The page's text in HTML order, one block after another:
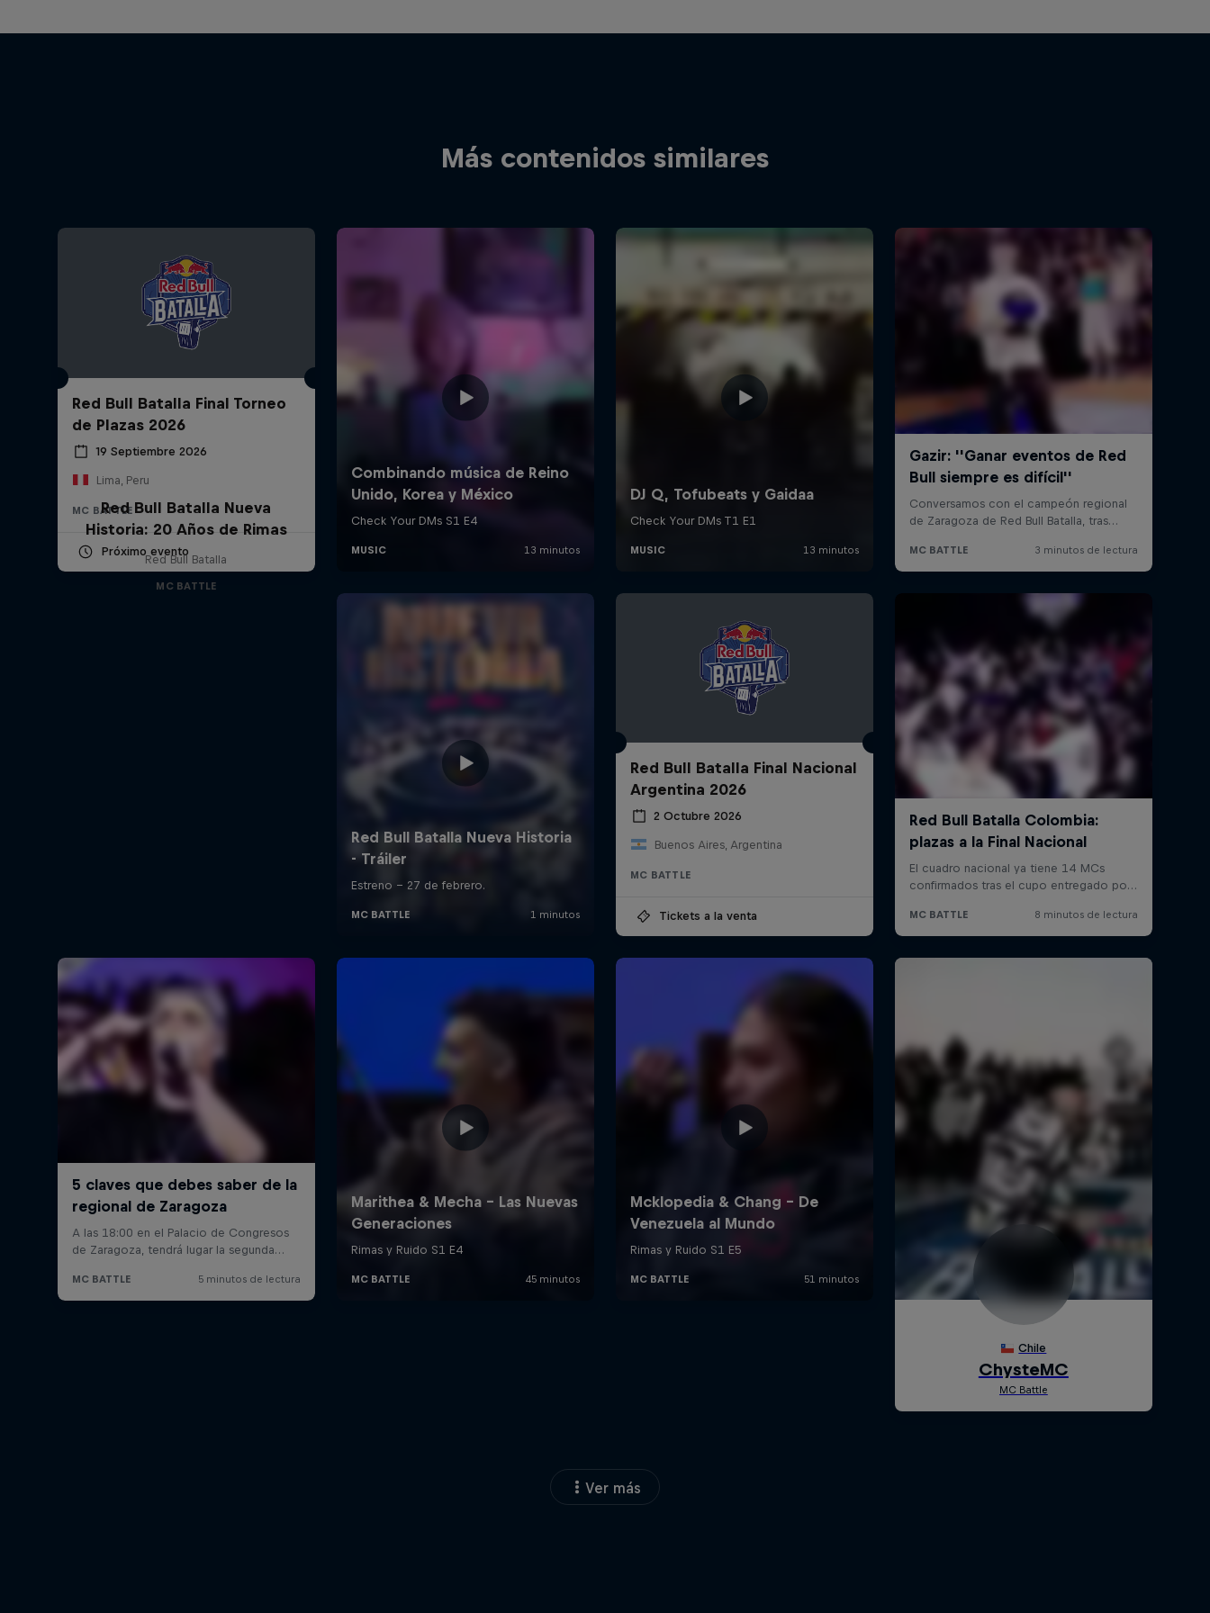
Más contenidos similares
Red Bull Batalla Final Torneo
de Plazas 2026
19 Septiembre 2026
Lima, Peru
MC BATTLE
Próximo evento
Red Bull Batalla Nueva
Historia: 20 Años de Rimas
Red Bull Batalla
MC BATTLE
Red Bull Batalla Final Nacional
Argentina 2026
2 Octubre 2026
Buenos Aires, Argentina
MC BATTLE
Tickets a la venta
Ver más